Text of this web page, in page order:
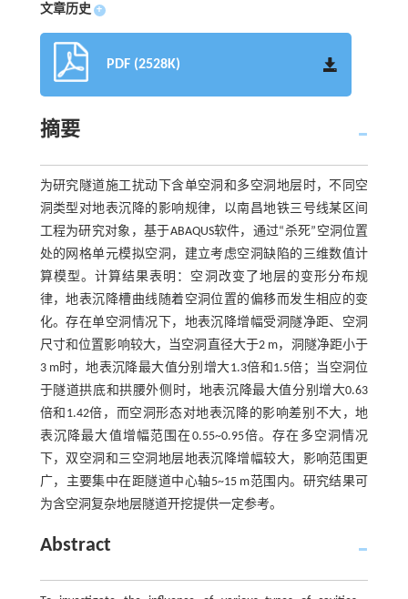
文章历史 +
PDF (2528K)
摘要
为研究隧道施工扰动下含单空洞和多空洞地层时，不同空
洞类型对地表沉降的影响规律，以南昌地铁三号线某区间
工程为研究对象，基于ABAQUS软件，通过“杀死”空洞位置
处的网格单元模拟空洞，建立考虑空洞缺陷的三维数值计
算模型。计算结果表明：空洞改变了地层的变形分布规
律，地表沉降槽曲线随着空洞位置的偏移而发生相应的变
化。存在单空洞情况下，地表沉降增幅受洞隧净距、空洞
尺寸和位置影响较大，当空洞直径大于2 m，洞隧净距小于
3 m时，地表沉降最大值分别增大1.3倍和1.5倍；当空洞位
于隧道拱底和拱腰外侧时，地表沉降最大值分别增大0.63
倍和1.42倍，而空洞形态对地表沉降的影响差别不大，地
表沉降最大值增幅范围在0.55~0.95倍。存在多空洞情况
下，双空洞和三空洞地层地表沉降增幅较大，影响范围更
广，主要集中在距隧道中心轴5~15 m范围内。研究结果可
为含空洞复杂地层隧道开挖提供一定参考。
Abstract